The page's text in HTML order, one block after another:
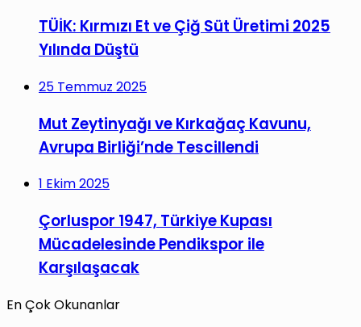
TÜİK: Kırmızı Et ve Çiğ Süt Üretimi 2025
Yılında Düştü
25 Temmuz 2025
Mut Zeytinyağı ve Kırkağaç Kavunu,
Avrupa Birliği’nde Tescillendi
1 Ekim 2025
Çorluspor 1947, Türkiye Kupası
Mücadelesinde Pendikspor ile
Karşılaşacak
En Çok Okunanlar